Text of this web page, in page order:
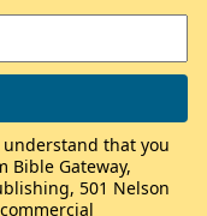
that you
Bible Gateway,
501 Nelson